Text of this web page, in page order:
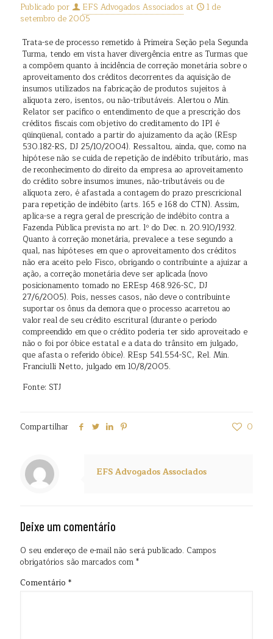
Publicado por EFS Advogados Associados at
1 de
setembro de 2005
Trata-se de processo remetido à Primeira Seção pela Segunda
Turma, tendo em vista haver divergência entre as Turmas que
a compõem quanto à incidência de correção monetária sobre o
aproveitamento dos créditos decorrentes da aquisição de
insumos utilizados na fabricação de produtos sujeitos à
alíquota zero, isentos, ou não-tributáveis. Alertou o Min.
Relator ser pacífico o entendimento de que a prescrição dos
créditos fiscais com objetivo do creditamento do IPI é
qüinqüenal, contado a partir do ajuizamento da ação (REsp
530.182-RS, DJ 25/10/2004). Ressaltou, ainda, que, como na
hipótese não se cuida de repetição de indébito tributário, mas
de reconhecimento do direito da empresa ao aproveitamento
do crédito sobre insumos imunes, não-tributáveis ou de
alíquota zero, é afastada a contagem do prazo prescricional
para repetição de indébito (arts. 165 e 168 do CTN). Assim,
aplica-se a regra geral de prescrição de indébito contra a
Fazenda Pública prevista no art. 1º do Dec. n. 20.910/1932.
Quanto à correção monetária, prevalece a tese segundo a
qual, nas hipóteses em que o aproveitamento dos créditos
não era aceito pelo Fisco, obrigando o contribuinte a ajuizar a
ação, a correção monetária deve ser aplicada (novo
posicionamento tomado no EREsp 468.926-SC, DJ
27/6/2005). Pois, nesses casos, não deve o contribuinte
suportar os ônus da demora que o processo acarretou ao
valor real de seu crédito escritural (durante o período
compreendido em que o crédito poderia ter sido aproveitado e
não o foi por óbice estatal e a data do trânsito em julgado,
que afasta o referido óbice). REsp 541.554-SC, Rel. Min.
Franciulli Netto, julgado em 10/8/2005.
Fonte: STJ
Compartilhar 0
EFS Advogados Associados
Deixe um comentário
O seu endereço de e-mail não será publicado. Campos
obrigatórios são marcados com*
Comentário *